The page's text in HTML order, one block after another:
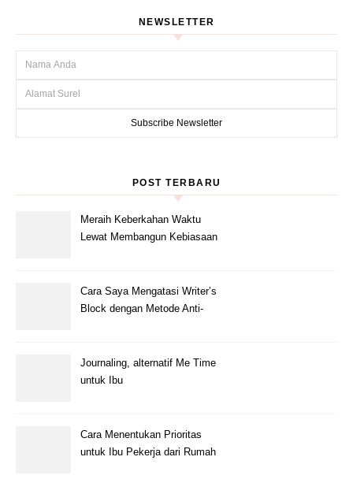
NEWSLETTER
POST TERBARU
Meraih Keberkahan Waktu
Lewat Membangun Kebiasaan
Cara Saya Mengatasi Writer’s
Block dengan Metode Anti-
Journaling, alternatif Me Time
untuk Ibu
Cara Menentukan Prioritas
untuk Ibu Pekerja dari Rumah